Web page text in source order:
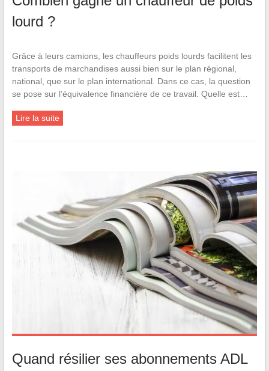
lourd ?
Grâce à leurs camions, les chauffeurs poids lourds facilitent les
transports de marchandises aussi bien sur le plan régional,
national, que sur le plan international. Dans ce cas, la question
se pose sur l’équivalence financière de ce travail. Quelle est…
Lire la suite
Quand résilier ses abonnements ADL